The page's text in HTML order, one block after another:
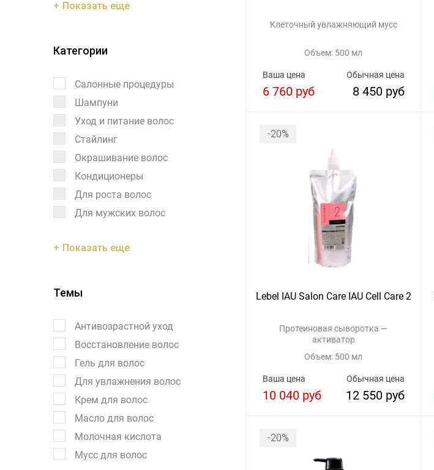
Показать еще
Категории
Салонные процедуры
Шампуни
Уход и питание волос
Стайлинг
Окрашивание волос
Кондиционеры
Для роста волос
Для мужских волос
Показать еще
Темы
Антивозрастной уход
Восстановление волос
Гель для волос
Для увлажнения волос
Крем для волос
Масло для волос
Молочная кислота
Мусс для волос
Клеточный увлажняющий мусс
Объем: 500 мл
Обычная цена
8 450 руб
Ваша цена
6 760 руб
-20%
Lebel IAU Salon Care IAU Cell Care 2
Протеиновая сыворотка —
активатор
Объем: 500 мл
Обычная цена
12 550 руб
Ваша цена
10 040 руб
-20%